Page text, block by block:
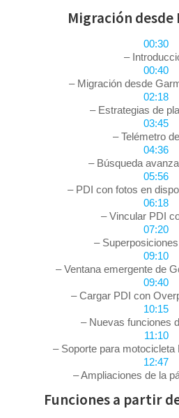
Migración desde
00:30
–
00:40
– Migración desde
02:18
– Estrategias de
03:45
– Telémetro
04:36
– Búsqueda
05:56
– PDI con fotos en
06:18
– Vincular PDI
07:20
–
09:10
– Ventana emergente de
09:40
– Cargar PDI con
10:15
– Nuevas funciones
11:10
– Soporte para
12:47
– Ampliaciones de la
Funciones a partir